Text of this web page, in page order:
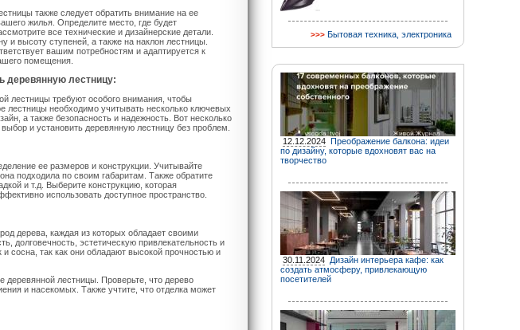
также следует обратить внимание на ее
жилья. Определите место, где будет
все технические и дизайнерские детали.
и высоту ступеней, а также на наклон лестницы.
вашим потребностям и адаптируется к
помещения.
деревянную лестницу:
лестницы требуют особого внимания, чтобы
лестницы необходимо учитывать несколько ключевых
а также безопасность и надежность. Вот несколько
и установить деревянную лестницу без проблем.
ее размеров и конструкции. Учитывайте
подходила по своим габаритам. Также обратите
и т.д. Выберите конструкцию, которая
использовать доступное пространство.
дерева, каждая из которых обладает своими
долговечность, эстетическую привлекательность и
сосна, так как они обладают высокой прочностью и
деревянной лестницы. Проверьте, что дерево
и насекомых. Также учтите, что отделка может
Бытовая техника, электроника
12.12.2024 Преображение балкона: идеи
по дизайну, которые вдохновят вас на
творчество
30.11.2024 Дизайн интерьера кафе: как
создать атмосферу, привлекающую
посетителей